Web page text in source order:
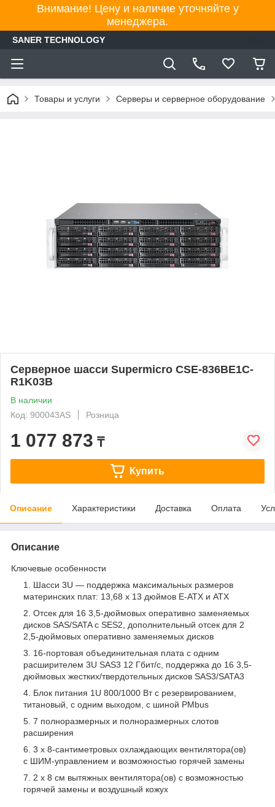
Внимание! Цену и наличие уточняйте у
менеджера.
SANER TECHNOLOGY
Товары и услуги Серверы и серверное оборудование
Серверное шасси Supermicro CSE-836BE1C-
R1K03B
В наличии
Код: 900043AS
Розница
1 077 873 ₸
Купить
Описание Характеристики Доставка Оплата
Описание
Ключевые особенности
Шасси 3U — поддержка максимальных размеров
материнских плат: 13,68 x 13 дюймов E-ATX и ATX
Отсек для 16 3,5-дюймовых оперативно заменяемых
дисков SAS/SATA с SES2, дополнительный отсек для 2
2,5-дюймовых оперативно заменяемых дисков
16-портовая объединительная плата с одним
расширителем 3U SAS3 12 Гбит/с, поддержка до 16 3,5-
дюймовых жестких/твердотельных дисков SAS3/SATA3
Блок питания 1U 800/1000 Вт с резервированием,
титановый, с одним выходом, с шиной PMbus
7 полноразмерных и полноразмерных слотов
расширения
3 x 8-сантиметровых охлаждающих вентилятора(ов)
с ШИМ-управлением и возможностью горячей замены
2 x 8 см вытяжных вентилятора(ов) с возможностью
горячей замены и воздушный кожух